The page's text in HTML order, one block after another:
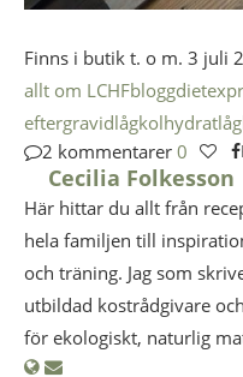
Finns i butik t. o m. 3 juli
allt om LCHFbloggdiet
eftergravidlågkolhydrat
2 kommentarer 0
Cecilia Folkesson
Här hittar du allt från
hela familjen till
och träning. Jag som
utbildad kostrådgivare
för ekologiskt, naturlig